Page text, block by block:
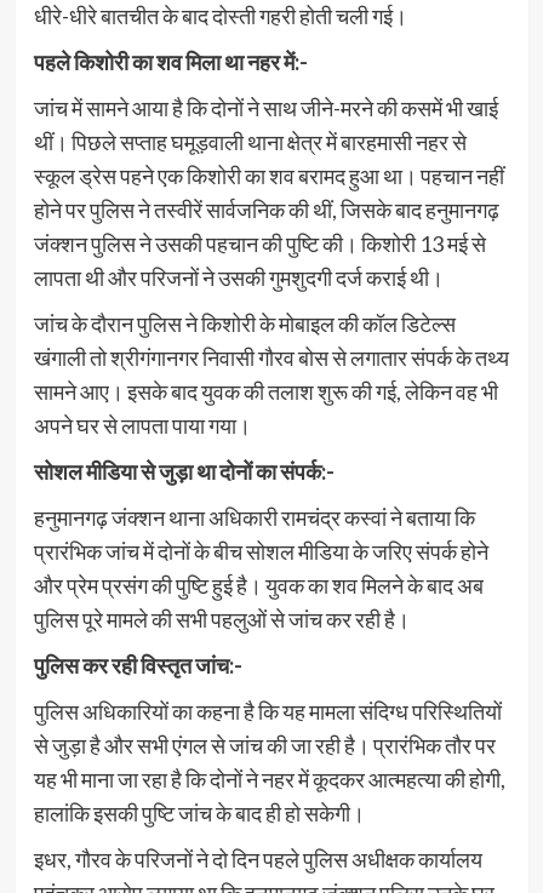
धीरे-धीरे बातचीत के बाद दोस्ती गहरी होती चली गई।
पहले किशोरी का शव मिला था नहर में:-
जांच में सामने आया है कि दोनों ने साथ जीने-मरने की कसमें भी खाई
थीं। पिछले सप्ताह घमूड़वाली थाना क्षेत्र में बारहमासी नहर से
स्कूल ड्रेस पहने एक किशोरी का शव बरामद हुआ था। पहचान नहीं
होने पर पुलिस ने तस्वीरें सार्वजनिक की थीं, जिसके बाद हनुमानगढ़
जंक्शन पुलिस ने उसकी पहचान की पुष्टि की। किशोरी 13 मई से
लापता थी और परिजनों ने उसकी गुमशुदगी दर्ज कराई थी।
जांच के दौरान पुलिस ने किशोरी के मोबाइल की कॉल डिटेल्स
खंगाली तो श्रीगंगानगर निवासी गौरव बोस से लगातार संपर्क के तथ्य
सामने आए। इसके बाद युवक की तलाश शुरू की गई, लेकिन वह भी
अपने घर से लापता पाया गया।
सोशल मीडिया से जुड़ा था दोनों का संपर्क:-
हनुमानगढ़ जंक्शन थाना अधिकारी रामचंद्र कस्वां ने बताया कि
प्रारंभिक जांच में दोनों के बीच सोशल मीडिया के जरिए संपर्क होने
और प्रेम प्रसंग की पुष्टि हुई है। युवक का शव मिलने के बाद अब
पुलिस पूरे मामले की सभी पहलुओं से जांच कर रही है।
पुलिस कर रही विस्तृत जांच:-
पुलिस अधिकारियों का कहना है कि यह मामला संदिग्ध परिस्थितियों
से जुड़ा है और सभी एंगल से जांच की जा रही है। प्रारंभिक तौर पर
यह भी माना जा रहा है कि दोनों ने नहर में कूदकर आत्महत्या की होगी,
हालांकि इसकी पुष्टि जांच के बाद ही हो सकेगी।
इधर, गौरव के परिजनों ने दो दिन पहले पुलिस अधीक्षक कार्यालय